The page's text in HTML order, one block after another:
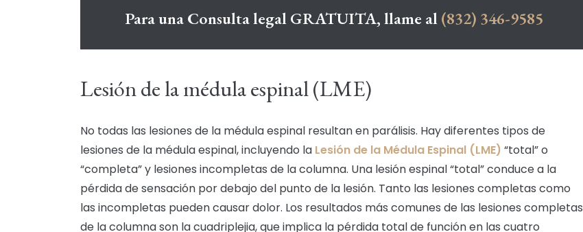
Para una Consulta legal GRATUITA, llame al(832) 346-9585
Lesión de la médula espinal (LME)
No todas las lesiones de la médula espinal resultan en parálisis. Hay diferentes tipos de
lesiones de la médula espinal, incluyendo la Lesión de la Médula Espinal (LME) “total” o
“completa” y lesiones incompletas de la columna. Una lesión espinal “total” conduce a la
pérdida de sensación por debajo del punto de la lesión. Tanto las lesiones completas como
las incompletas pueden causar dolor. Los resultados más comunes de las lesiones completas
de la columna son la cuadriplejia, que implica la pérdida total de función en las cuatro